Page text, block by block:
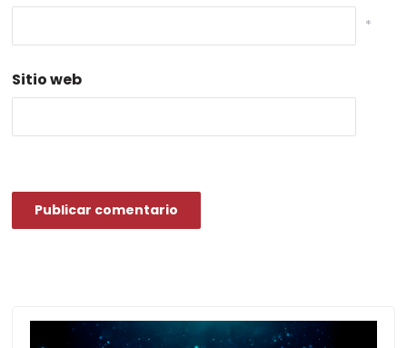
*
Sitio web